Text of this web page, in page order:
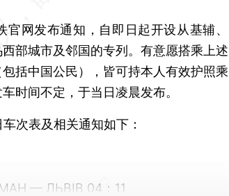
网发布通知，自即日起开设从基辅、
部城市及邻国的专列。有意愿搭乘上述
括中国公民），皆可持本人有效护照乘
时间不定，于当日凌晨发布。
表及相关通知如下：
— ЛЬВІВ 04：11